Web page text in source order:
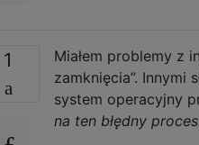
1
Miałem problemy z
zamknięcia”. Innymi
system operacyjny
na ten błędny